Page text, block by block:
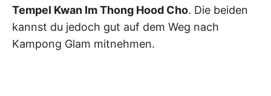
Tempel Kwan Im Thong Hood Cho. Die beiden
kannst du jedoch gut auf dem Weg nach
Kampong Glam mitnehmen.